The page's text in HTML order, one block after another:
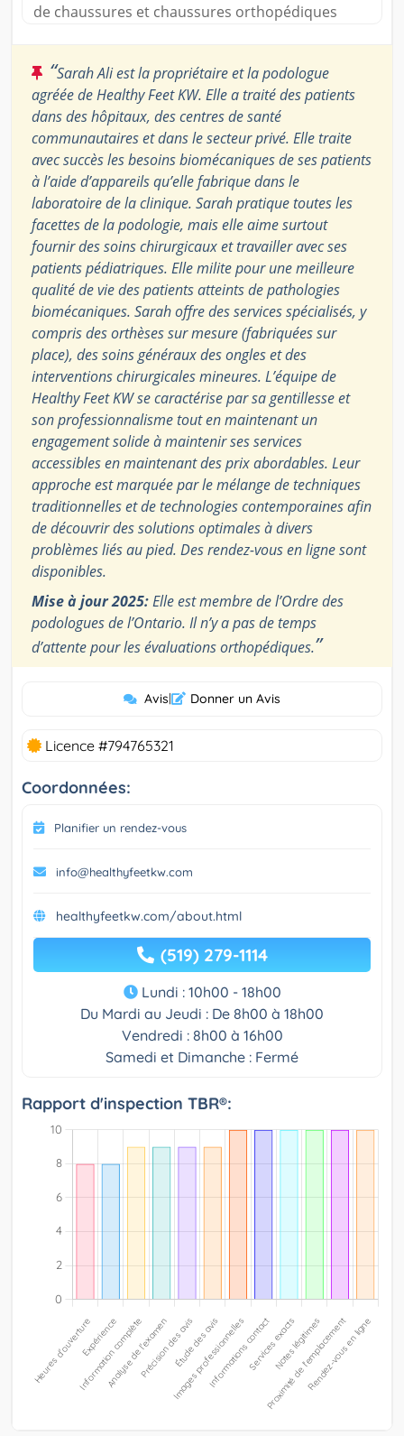
de chaussures et chaussures orthopédiques
“Sarah Ali est la propriétaire et la podologue
agréée de Healthy Feet KW. Elle a traité des patients
dans des hôpitaux, des centres de santé
communautaires et dans le secteur privé. Elle traite
avec succès les besoins biomécaniques de ses patients
à l’aide d’appareils qu’elle fabrique dans le
laboratoire de la clinique. Sarah pratique toutes les
facettes de la podologie, mais elle aime surtout
fournir des soins chirurgicaux et travailler avec ses
patients pédiatriques. Elle milite pour une meilleure
qualité de vie des patients atteints de pathologies
biomécaniques. Sarah offre des services spécialisés, y
compris des orthèses sur mesure (fabriquées sur
place), des soins généraux des ongles et des
interventions chirurgicales mineures. L’équipe de
Healthy Feet KW se caractérise par sa gentillesse et
son professionnalisme tout en maintenant un
engagement solide à maintenir ses services
accessibles en maintenant des prix abordables. Leur
approche est marquée par le mélange de techniques
traditionnelles et de technologies contemporaines afin
de découvrir des solutions optimales à divers
problèmes liés au pied. Des rendez-vous en ligne sont
disponibles.
Mise à jour 2025:Elle est membre de l’Ordre des
podologues de l’Ontario. Il n’y a pas de temps
d’attente pour les évaluations orthopédiques.”
Avis| Donner un Avis
Licence #794765321
Coordonnées:
Planifier un rendez-vous
info@healthyfeetkw.com
healthyfeetkw.com/about.html
(519) 279-1114
Lundi : 10h00 - 18h00
Du Mardi au Jeudi : De 8h00 à 18h00
Vendredi : 8h00 à 16h00
Samedi et Dimanche : Fermé
Rapport d'inspection TBR®: